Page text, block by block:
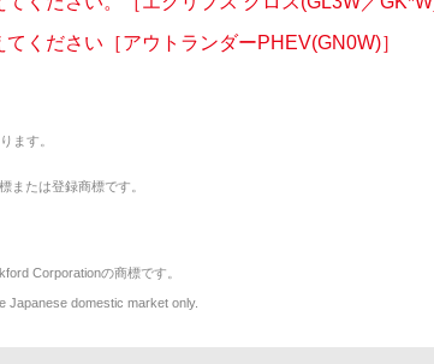
ください［アウトランダーPHEV(GN0W)］
ます。
または登録商標です。
Corporationの商標です。
Japanese domestic market only.